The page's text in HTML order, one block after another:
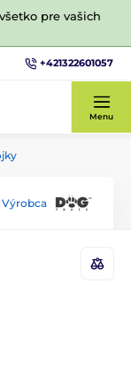
pre vašich
+421322601057
Menu
Výrobca